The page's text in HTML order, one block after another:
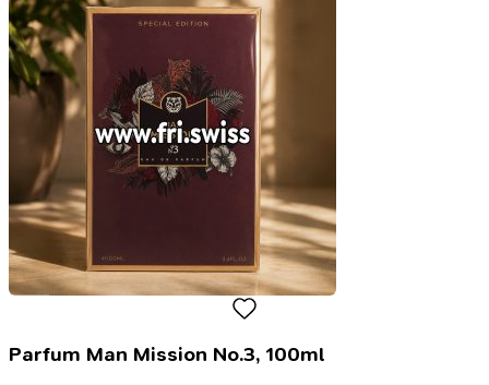
Parfum Man Mission No.3, 100ml